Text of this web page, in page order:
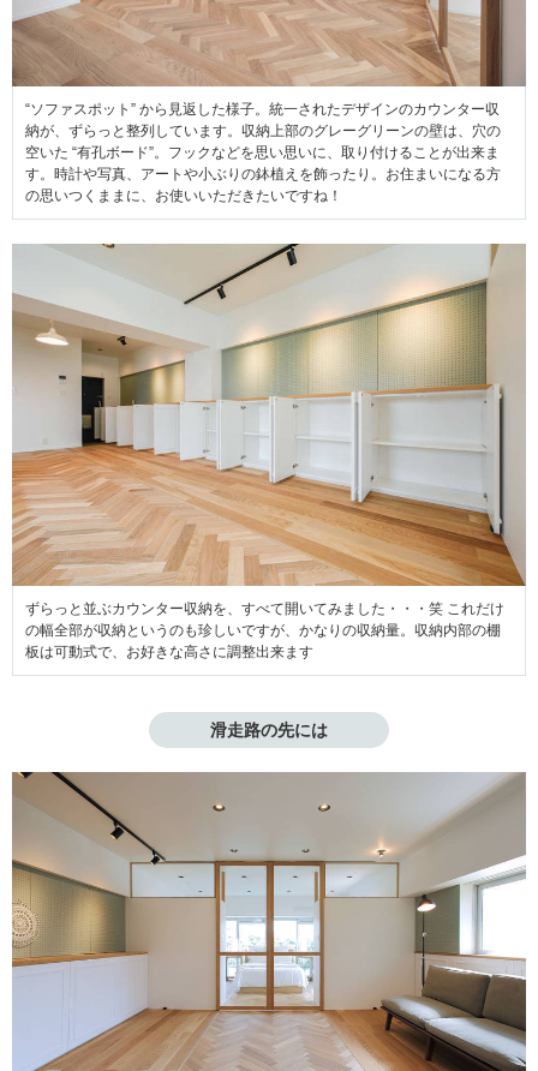
“ソファスポット” から見返した様子。統一されたデザインのカウンター収
納が、ずらっと整列しています。収納上部のグレーグリーンの壁は、穴の
空いた “有孔ボード”。フックなどを思い思いに、取り付けることが出来ま
す。時計や写真、アートや小ぶりの鉢植えを飾ったり。お住まいになる方
の思いつくままに、お使いいただきたいですね！
ずらっと並ぶカウンター収納を、すべて開いてみました・・・笑 これだけ
の幅全部が収納というのも珍しいですが、かなりの収納量。収納内部の棚
板は可動式で、お好きな高さに調整出来ます
滑走路の先には